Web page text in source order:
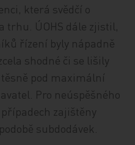
která svědčí o
trhu. ÚOHS dále zjistil,
řízení byly nápadně
shodné či se lišily
těsně pod maximální
Pro neúspěšného
zajištěny
subdodávek.